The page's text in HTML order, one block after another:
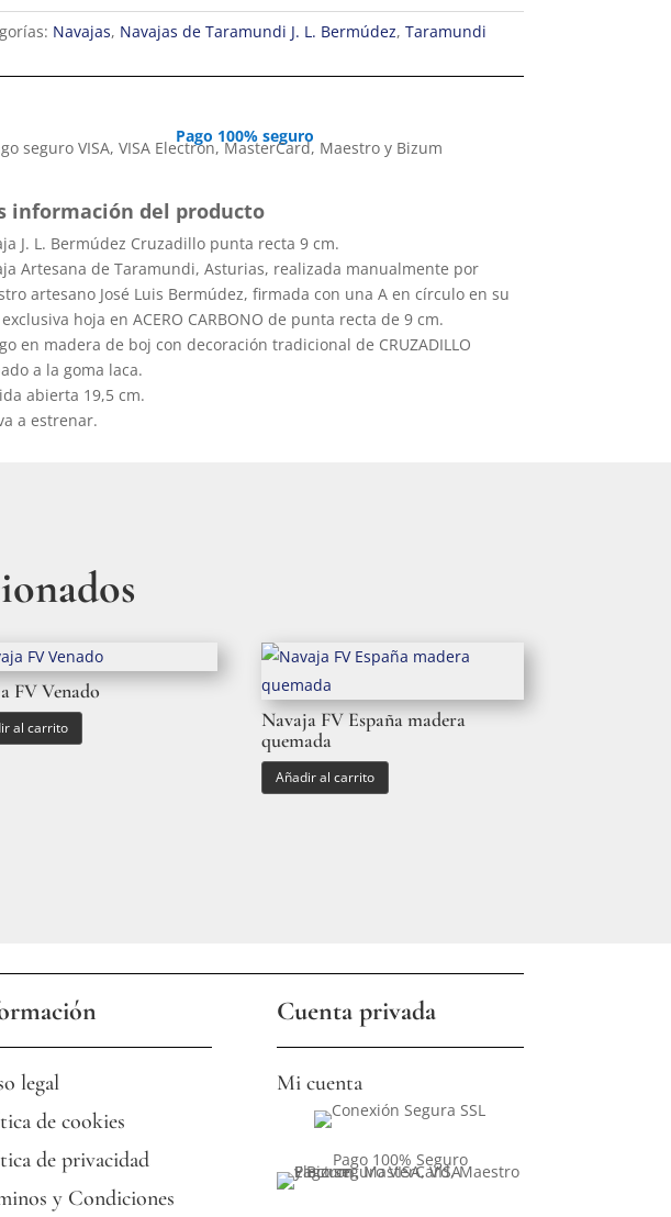
Navajas, Navajas de Taramundi J. L. Bermúdez, Taramundi
Pago 100% seguro
información del producto
J. L. Bermúdez Cruzadillo punta recta 9 cm.
Artesana de Taramundi, Asturias, realizada manualmente por
artesano José Luis Bermúdez, firmada con una A en círculo en su
hoja en ACERO CARBONO de punta recta de 9 cm.
en madera de boj con decoración tradicional de CRUZADILLO
a la goma laca.
abierta 19,5 cm.
a estrenar.
FV Venado
al carrito
Navaja FV España madera
quemada
Añadir al carrito
legal
de cookies
de privacidad
y Condiciones
Cuenta privada
Mi cuenta
Pago 100% Seguro